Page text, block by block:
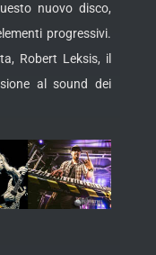
nuovo disco,
progressivi.
Robert Leksis, il
al sound dei